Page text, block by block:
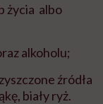
życia albo
alkoholu;
źródła
biały ryż.